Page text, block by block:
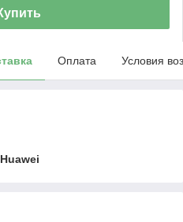
Оплата Условия
Huawei